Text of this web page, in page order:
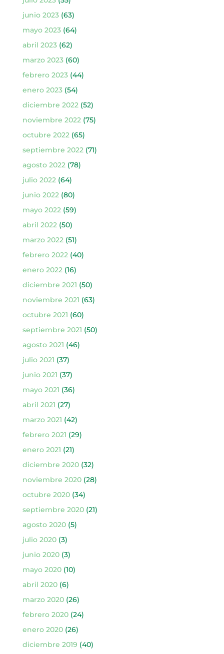
junio 2023(63)
mayo 2023(64)
abril 2023(62)
marzo 2023(60)
febrero 2023(44)
enero 2023(54)
diciembre 2022(52)
noviembre 2022(75)
octubre 2022(65)
septiembre 2022(71)
agosto 2022(78)
julio 2022(64)
junio 2022(80)
mayo 2022(59)
abril 2022(50)
marzo 2022(51)
febrero 2022(40)
enero 2022(16)
diciembre 2021 (50)
noviembre 2021 (63)
octubre 2021 (60)
septiembre 2021 (50)
agosto 2021 (46)
julio 2021 (37)
junio 2021 (37)
mayo 2021 (36)
abril 2021 (27)
marzo 2021 (42)
febrero 2021 (29)
enero 2021 (21)
diciembre 2020(32)
noviembre 2020(28)
octubre 2020(34)
septiembre 2020(21)
agosto 2020(5)
julio 2020(3)
junio 2020(3)
mayo 2020(10)
abril 2020(6)
marzo 2020(26)
febrero 2020(24)
enero 2020(26)
diciembre 2019 (40)